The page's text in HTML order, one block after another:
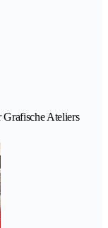
Grafische Ateliers